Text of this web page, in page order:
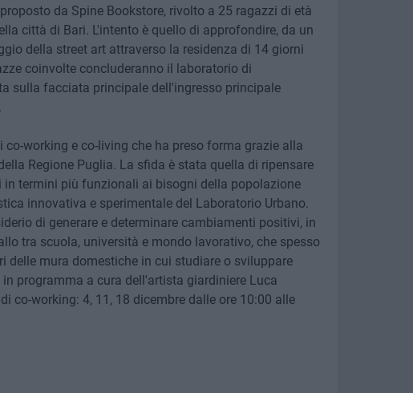
da Spine Bookstore, rivolto a 25 ragazzi di età
città di Bari. L'intento è quello di approfondire, da un
della street art attraverso la residenza di 14 giorni
coinvolte concluderanno il laboratorio di
sulla facciata principale dell'ingresso principale
co-working e co-living che ha preso forma grazie alla
Regione Puglia. La sfida è stata quella di ripensare
termini più funzionali ai bisogni della popolazione
innovativa e sperimentale del Laboratorio Urbano.
di generare e determinare cambiamenti positivi, in
tra scuola, università e mondo lavorativo, che spesso
delle mura domestiche in cui studiare o sviluppare
programma a cura dell'artista giardiniere Luca
co-working: 4, 11, 18 dicembre dalle ore 10:00 alle